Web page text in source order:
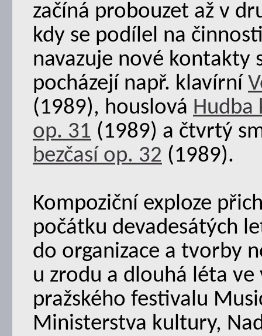
začíná probouzet až v
kdy se podílel na
navazuje nové kontakty
pocházejí např. klavírní
(1989), houslová Hudba
op. 31 (1989) a čtvrtý
bezčasí op. 32 (1989).
Kompoziční exploze
počátku devadesátých
do organizace a tvorby
u zrodu a dlouhá léta
pražského festivalu
Ministerstva kultury,